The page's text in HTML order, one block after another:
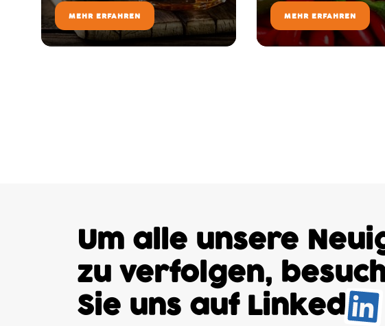
MEHR ERFAHREN MEHR ERFAHREN
Um alle unsere
zu verfolgen,
Sie uns auf Linked.